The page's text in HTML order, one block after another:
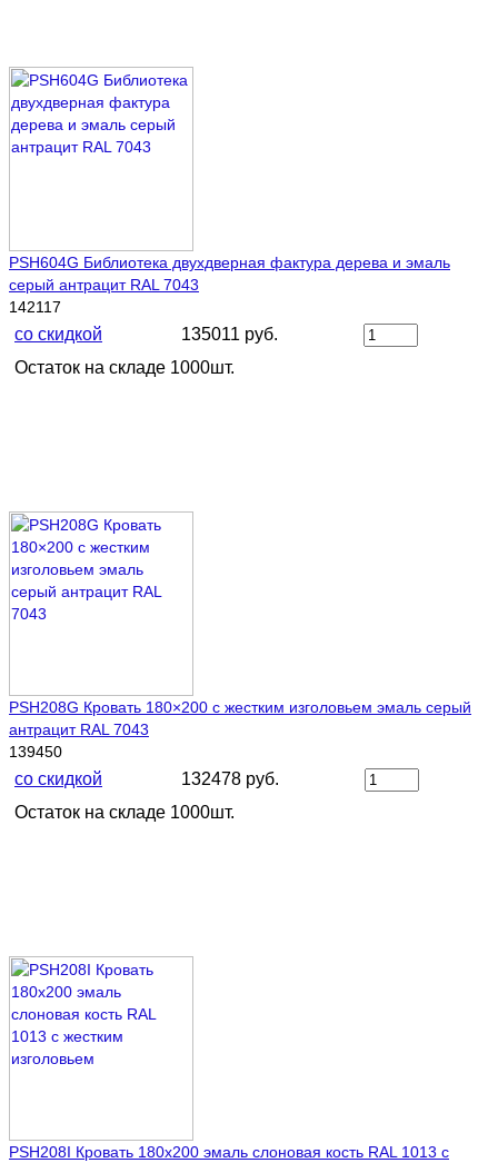
PSH604G Библиотека двухдверная фактура дерева и эмаль
серый антрацит RAL 7043
142117
со скидкой
135011 руб.
Остаток на складе 1000шт.
PSH208G Кровать 180×200 с жестким изголовьем эмаль серый
антрацит RAL 7043
139450
со скидкой
132478 руб.
Остаток на складе 1000шт.
PSH208I Кровать 180х200 эмаль слоновая кость RAL 1013 с